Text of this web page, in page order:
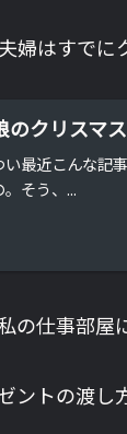
婦はすでに
のクリスマ
い最近こんな記
。そう、...
仕事部屋
ントの渡し